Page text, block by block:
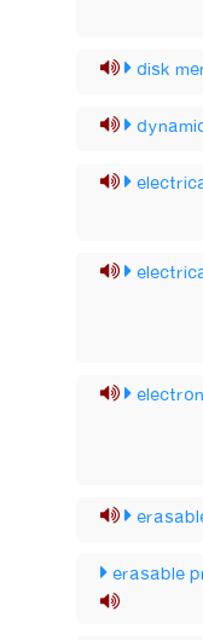
disk
erasable